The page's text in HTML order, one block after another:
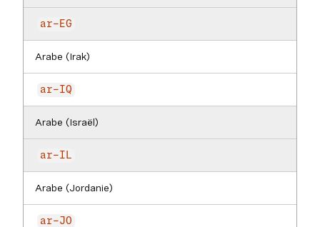
ar-EG
Arabe (Irak)
ar-IQ
Arabe (Israël)
ar-IL
Arabe (Jordanie)
ar-JO